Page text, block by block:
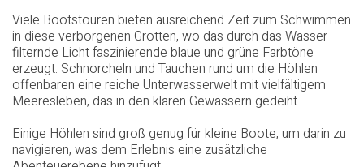
Viele Bootstouren bieten ausreichend Zeit zum Schwimmen
in diese verborgenen Grotten, wo das durch das Wasser
filternde Licht faszinierende blaue und grüne Farbtöne
erzeugt. Schnorcheln und Tauchen rund um die Höhlen
offenbaren eine reiche Unterwasserwelt mit vielfältigem
Meeresleben, das in den klaren Gewässern gedeiht.
Einige Höhlen sind groß genug für kleine Boote, um darin zu
navigieren, was dem Erlebnis eine zusätzliche